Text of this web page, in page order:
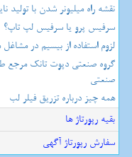
نقشه راه میلیونر شدن با تولید
سرفیس پرو یا سرفیس لپ تاپ؟
لزوم استفاده از بیسیم در
گروه صنعتی دپوت تانک مرجع
صنعتی
همه چیز درباره تزریق فیلر لب
بقیه رپورتاژ ها
سفارش رپورتاژ آگهی